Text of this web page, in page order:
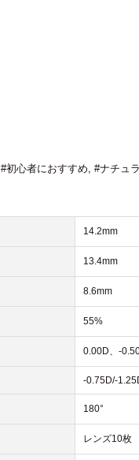
#初心者におすすめ, #ナチュ
14.2mm
13.4mm
8.6mm
55%
0.00D、-
-0.75D/-
180°
レンズ10枚